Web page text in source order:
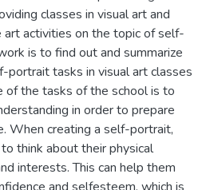
classes in visual art and
activities on the topic of self-
is to find out and summarize
portrait tasks in visual art classes
of the tasks of the school is to
in order to prepare
When creating a self-portrait,
think about their physical
interests. This can help them